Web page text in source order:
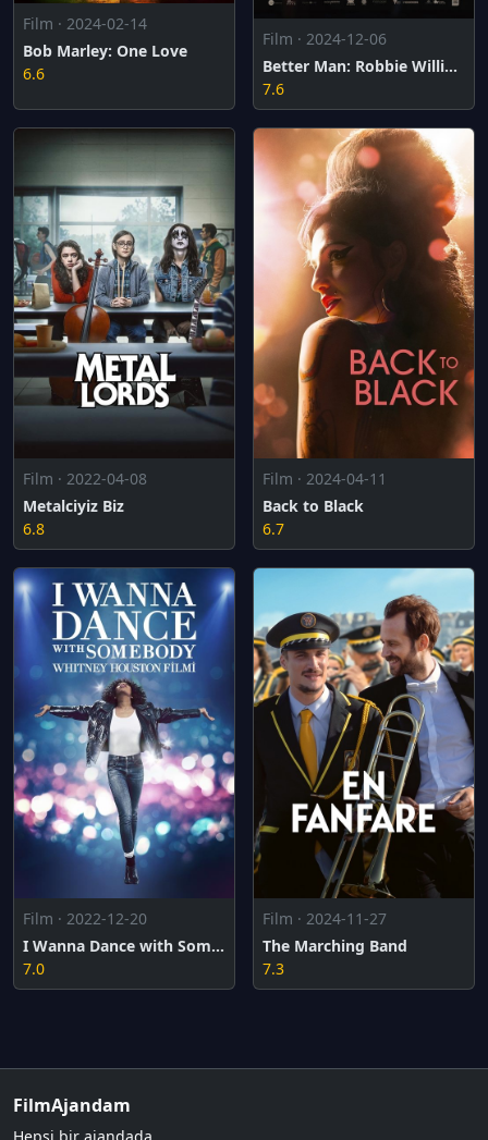
Film · 2024-02-14
Bob Marley: One Love
6.6
Film · 2024-12-06
Better Man: Robbie Williams'ın Hikâyesi
7.6
Film · 2022-04-08
Metalciyiz Biz
6.8
Film · 2024-04-11
Back to Black
6.7
Film · 2022-12-20
I Wanna Dance with Somebody: Whitney Houston Filmi
7.0
Film · 2024-11-27
The Marching Band
7.3
FilmAjandam